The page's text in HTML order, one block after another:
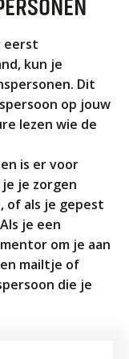
tweetalig vwo
tweetalig
eerst
kun je
Dit
op jouw
lezen wie de
is er voor
je zorgen
of als je gepest
je een
om je aan
mailtje of
die je